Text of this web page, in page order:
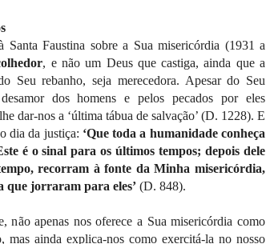
Santa Faustina sobre a Sua misericórdia (1931 a
, e não um Deus que castiga, ainda que a
Seu rebanho, seja merecedora. Apesar do Seu
dos homens e pelos pecados por eles
dar-nos a ‘última tábua de salvação’ (D. 1228). E
dia da justiça: ‘Que toda a humanidade conheça
é o sinal para os últimos tempos; depois dele
recorram à fonte da Minha misericórdia,
que jorraram para eles’ (D. 848).
não apenas nos oferece a Sua misericórdia como
mas ainda explica-nos como exercitá-la no nosso